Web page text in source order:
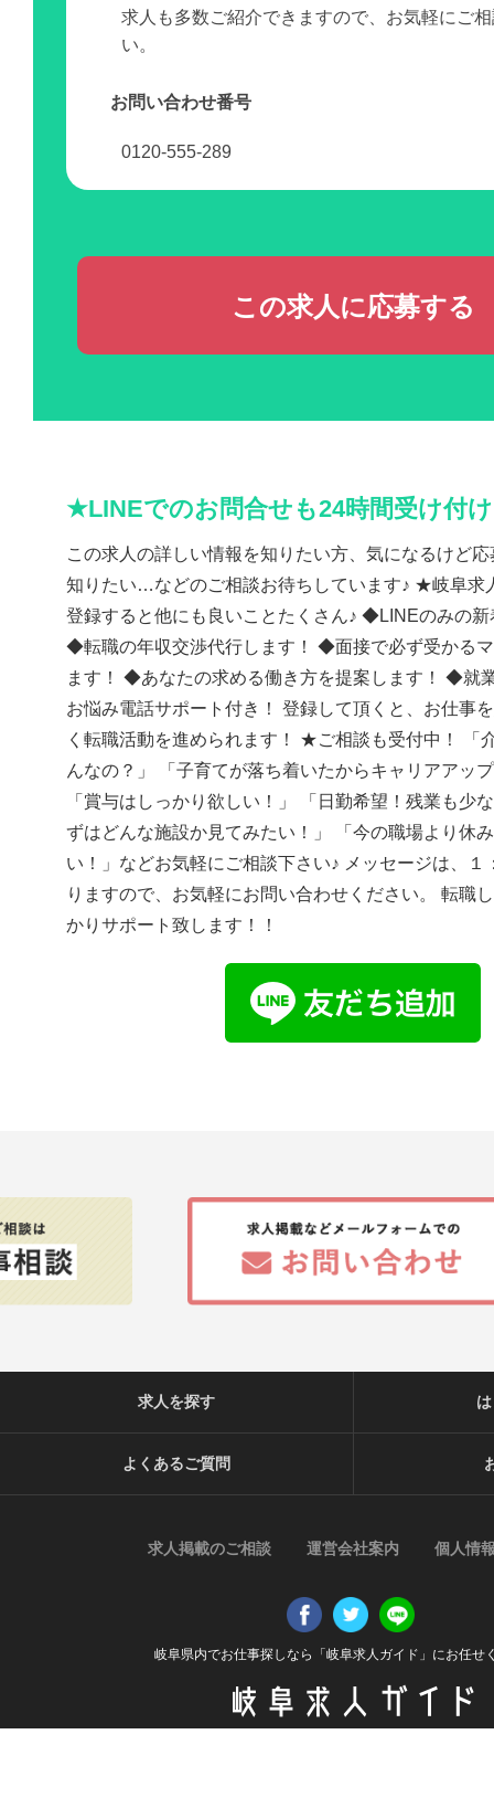
求人も多数ご紹介できますので、お気軽にご
い。
お問い合わせ番号
0120-555-289
この求人に応募する
★LINEでのお問合せも24時間受け付
この求人の詳しい情報を知りたい方、気になるけど
知りたい…などのご相談お待ちしています♪ ★岐阜求
登録すると他にも良いことたくさん♪ ◆LINEのみの
◆転職の年収交渉代行します！ ◆面接で必ず受かる
ます！ ◆あなたの求める働き方を提案します！ ◆就
お悩み電話サポート付き！ 登録して頂くと、お仕事
く転職活動を進められます！ ★ご相談も受付中！ 「
んなの？」 「子育てが落ち着いたからキャリアアッ
「賞与はしっかり欲しい！」 「日勤希望！残業も少
ずはどんな施設か見てみたい！」 「今の職場より休
い！」などお気軽にご相談下さい♪ メッセージは、１
りますので、お気軽にお問い合わせください。 転職
かりサポート致します！！
岐阜県内でお仕事探しなら「岐阜求人ガイド」にお任せ
求人を探す
よくあるご質問
求人掲載のご相談 運営会社案内 個人情